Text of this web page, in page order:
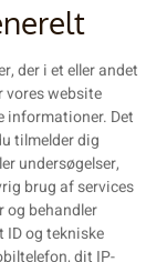
der i et eller andet
vores website
informationer. Det
tilmelder dig
undersøgelser,
brug af services
og behandler
ID og tekniske
dit IP-